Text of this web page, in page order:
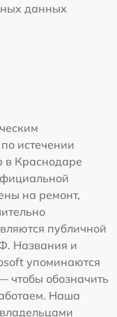
данных
истечении
в Краснодаре
на ремонт,
публичной
Названия и
упоминаются
чтобы обозначить
Наша